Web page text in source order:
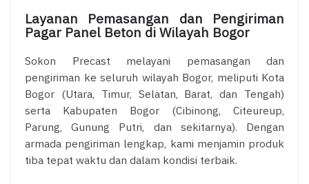
Layanan Pemasangan dan Pengiriman
Pagar Panel Beton di Wilayah Bogor
Sokon Precast melayani pemasangan dan
pengiriman ke seluruh wilayah Bogor, meliputi Kota
Bogor (Utara, Timur, Selatan, Barat, dan Tengah)
serta Kabupaten Bogor (Cibinong, Citeureup,
Parung, Gunung Putri, dan sekitarnya). Dengan
armada pengiriman lengkap, kami menjamin produk
tiba tepat waktu dan dalam kondisi terbaik.